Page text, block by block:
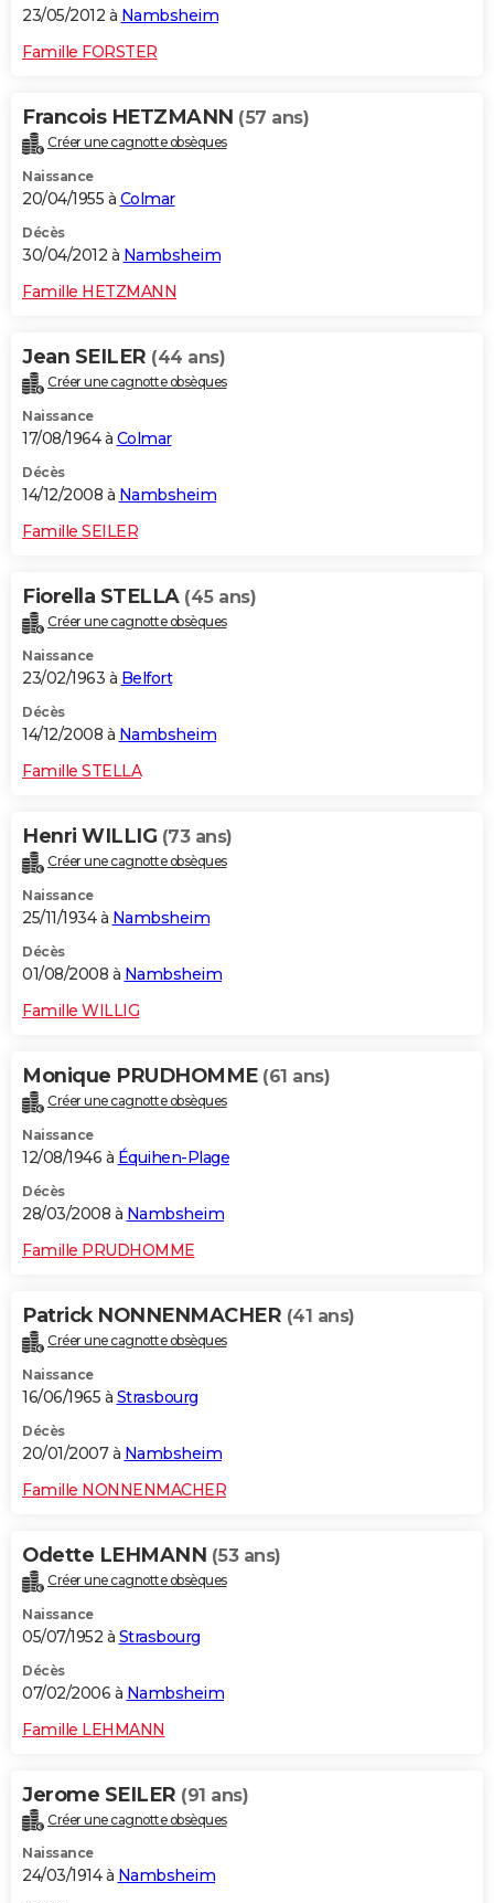
23/05/2012 à Nambsheim
Famille FORSTER
Francois HETZMANN (57 ans)
Créer une cagnotte obsèques
Naissance
20/04/1955 à Colmar
Décès
30/04/2012 à Nambsheim
Famille HETZMANN
Jean SEILER (44 ans)
Créer une cagnotte obsèques
Naissance
17/08/1964 à Colmar
Décès
14/12/2008 à Nambsheim
Famille SEILER
Fiorella STELLA (45 ans)
Créer une cagnotte obsèques
Naissance
23/02/1963 à Belfort
Décès
14/12/2008 à Nambsheim
Famille STELLA
Henri WILLIG (73 ans)
Créer une cagnotte obsèques
Naissance
25/11/1934 à Nambsheim
Décès
01/08/2008 à Nambsheim
Famille WILLIG
Monique PRUDHOMME (61 ans)
Créer une cagnotte obsèques
Naissance
12/08/1946 à Équihen-Plage
Décès
28/03/2008 à Nambsheim
Famille PRUDHOMME
Patrick NONNENMACHER (41 ans)
Créer une cagnotte obsèques
Naissance
16/06/1965 à Strasbourg
Décès
20/01/2007 à Nambsheim
Famille NONNENMACHER
Odette LEHMANN (53 ans)
Créer une cagnotte obsèques
Naissance
05/07/1952 à Strasbourg
Décès
07/02/2006 à Nambsheim
Famille LEHMANN
Jerome SEILER (91 ans)
Créer une cagnotte obsèques
Naissance
24/03/1914 à Nambsheim